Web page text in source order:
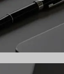
向"直接获得答案"
站的竞争